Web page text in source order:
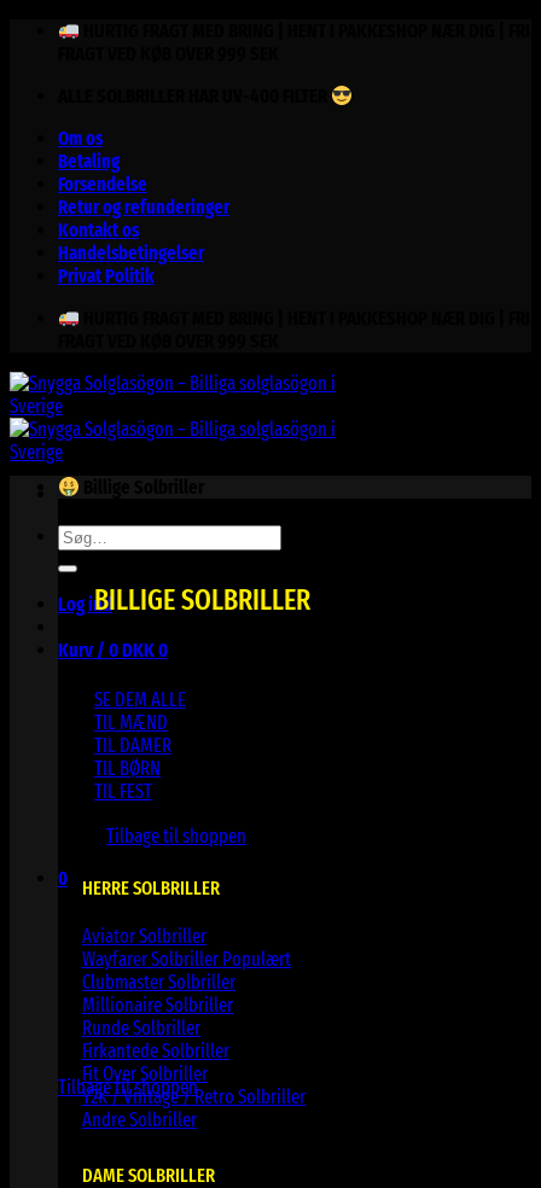
Fortsæt
Om os
Betaling
Forsendelse
Retur og refunderinger
Kontakt os
Handelsbetingelser
Privat Politik
Søg
efter:
Log ind
Kurv / 0DKK0
Ingen varer i kurven.
Tilbage til shoppen
0
Kurv
Ingen varer i kurven.
Tilbage til shoppen
BILLIGE SOLBRILLER
SE DEM ALLE
TIL MÆND
TIL DAMER
TIL BØRN
TIL FEST
HERRE SOLBRILLER
Aviator Solbriller
Wayfarer Solbriller
Clubmaster Solbriller
Millionaire Solbriller
Runde Solbriller
Firkantede Solbriller
Fit Over Solbriller
Y2K / Vintage / Retro Solbriller
Andre Solbriller
DAME SOLBRILLER